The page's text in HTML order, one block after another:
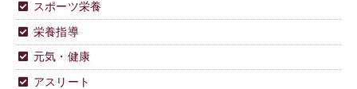
スポーツ栄養
栄養指導
元気・健康
アスリート